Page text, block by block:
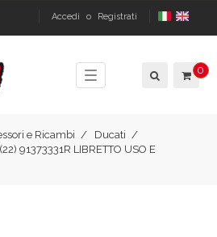
Accedi o Registrati
Toggle
navigation
0
e Ricambi
Ducati
91373331R LIBRETTO USO E